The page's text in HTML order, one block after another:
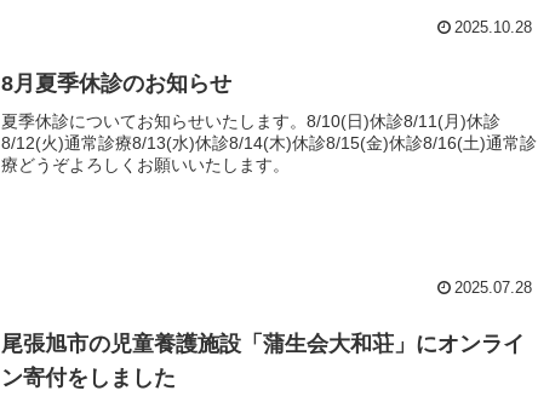
2025.10.28
8月夏季休診のお知らせ
夏季休診についてお知らせいたします。8/10(日)休診8/11(月)休診
8/12(火)通常診療8/13(水)休診8/14(木)休診8/15(金)休診8/16(土)通常診
療どうぞよろしくお願いいたします。
2025.07.28
尾張旭市の児童養護施設「蒲生会大和荘」にオンライ
ン寄付をしました